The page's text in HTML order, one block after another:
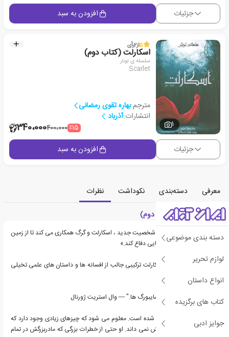
دسته بندی موضوعی
لوازم تحریر
انواع داستان
کتاب های برگزیده
جوایز ادبی
جزئیات افزودن به سبد
1
5از2رأی
اسکارلت (کتاب دوم)
سلسله ی لونار
Scarlet
مترجم:بهاره تقوی رمضانی
انتشارات:آذرباد
٪15400،000340،000
جزئیات افزودن به سبد
معرفی دسته‌بندی نکوداشت
نظرات
معرفی اسکارلت (کتاب دوم)
«قهرمان سایبورگ ما با دو شخصیت جدید ، اسکارلت و گرگ همکاری می کند تا از زمین
در برابر یک ملکه شرور فضایی دفاع کند.»
کتاب سلسله ی لونار - اسکارلت ترکیبی جالب از افسانه ها و داستان های علمی تخیلی
است.
"شاهزاده جذاب در میان سایبورگ ها." ― وال استریت ژورنال
مادربزرگ اسکارلت بنوا گم شده است. معلوم می شود که چیزهای زیادی وجود دارد که
اسکارلت در مورد مادربزرگش نمی داند. او حتی از خطرات بزرگی که مادربزرگش در تمام